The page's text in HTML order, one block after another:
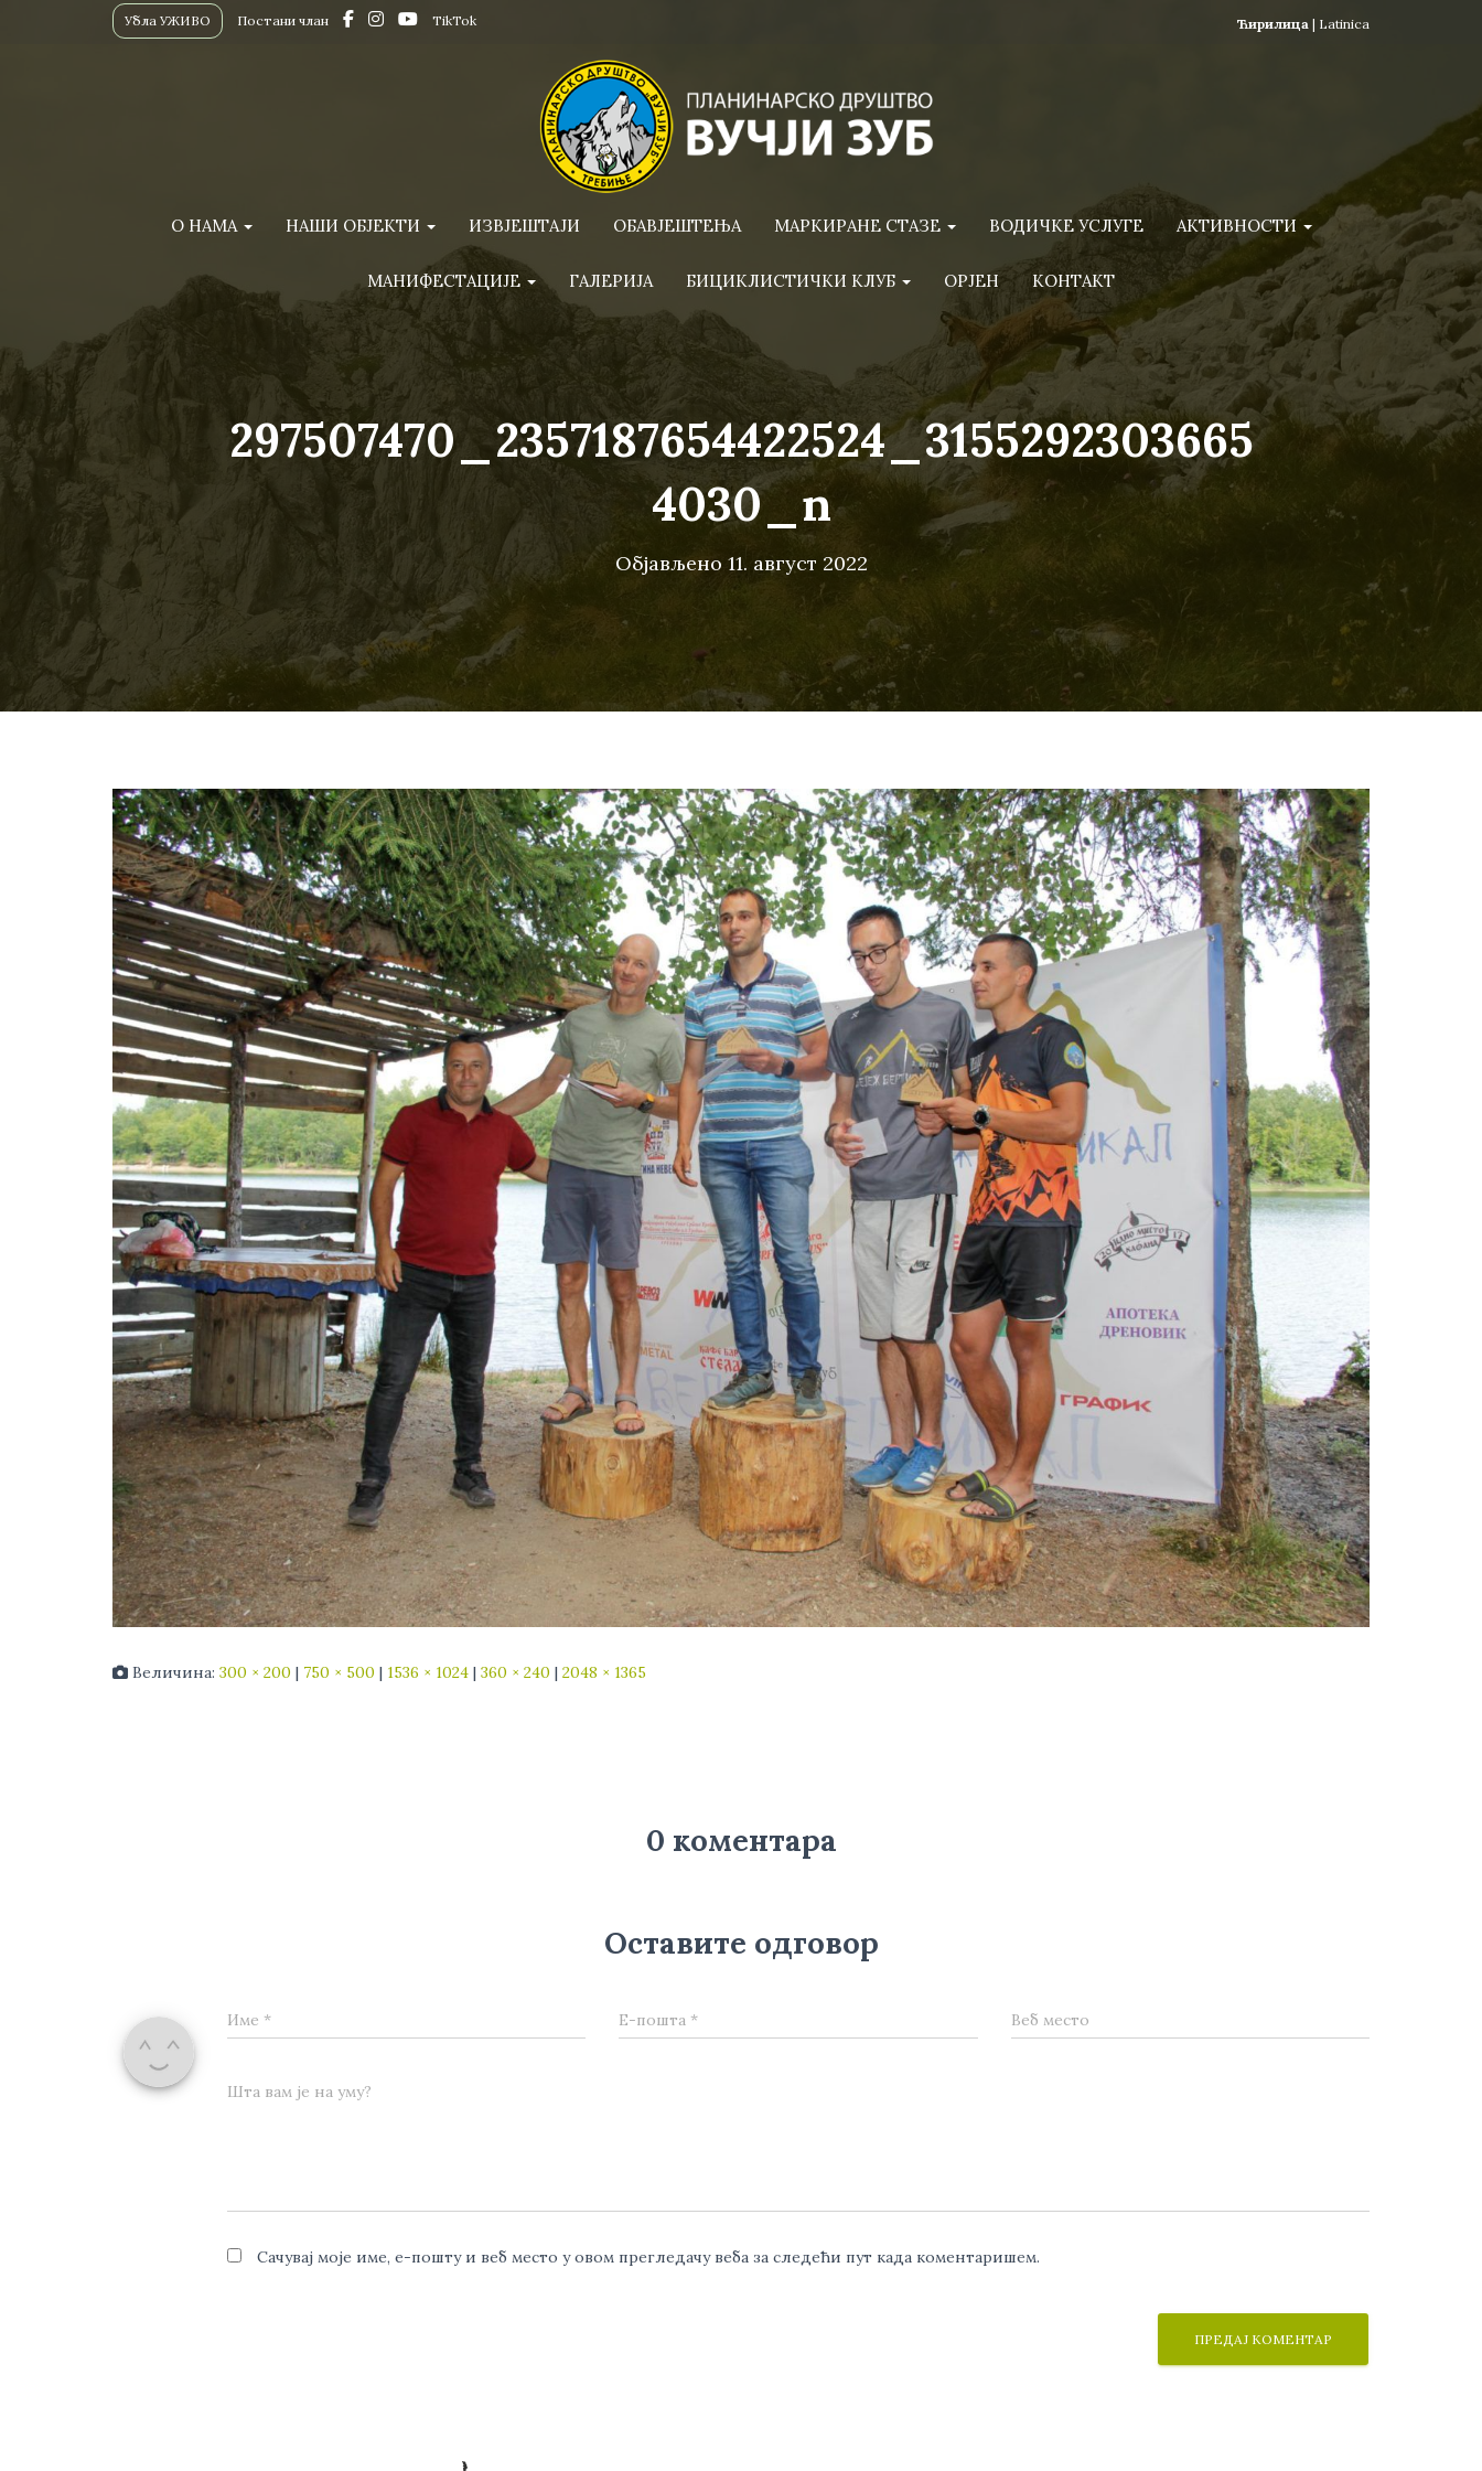
Ћирилица | Latinica
Убла УЖИВО Постани члан TikTok
О НАМА НАШИ ОБЈЕКТИ ИЗВЈЕШТАЈИ ОБАВЈЕШТЕЊА МАРКИРАНЕ СТАЗЕ ВОДИЧКЕ УСЛУГЕ АКТИВНОСТИ
МАНИФЕСТАЦИЈЕ ГАЛЕРИЈА БИЦИКЛИСТИЧКИ КЛУБ ОРЈЕН КОНТАКТ
297507470_2357187654422524_3155292303665
4030_n
Објављено 11. август 2022
Величина: 300 × 200 | 750 × 500 | 1536 × 1024 | 360 × 240 | 2048 × 1365
0 коментара
Оставите одговор
Име * Е-пошта * Веб место
Шта вам је на уму?
Сачувај моје име, е-пошту и веб место у овом прегледачу веба за следећи пут када коментаришем.